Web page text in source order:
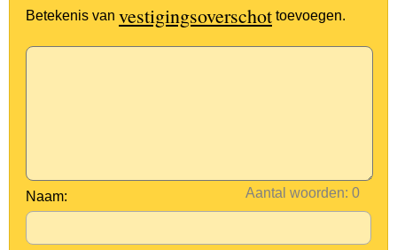
Betekenis van vestigingsoverschot toevoegen.
Aantal woorden:
Naam: